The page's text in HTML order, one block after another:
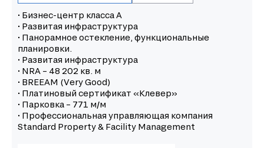
• Бизнес-центр класса А
• Развитая инфраструктура
• Панорамное остекление, функциональные
планировки.
• Развитая инфраструктура
• NRA – 48 202 кв. м
• BREEAM (Very Good)
• Платиновый сертификат «Клевер»
• Парковка – 771 м/м
• Профессиональная управляющая компания
Standard Property & Facility Management